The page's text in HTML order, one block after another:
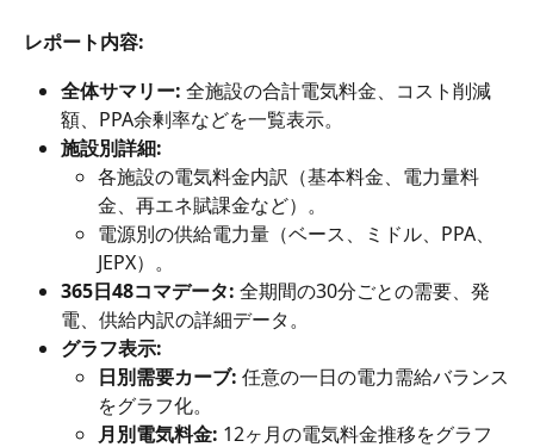
レポート内容:
全体サマリー: 全施設の合計電気料金、コスト削減
額、PPA余剰率などを一覧表示。
施設別詳細:
各施設の電気料金内訳（基本料金、電力量料
金、再エネ賦課金など）。
電源別の供給電力量（ベース、ミドル、PPA、
JEPX）。
365日48コマデータ: 全期間の30分ごとの需要、発
電、供給内訳の詳細データ。
グラフ表示:
日別需要カーブ: 任意の一日の電力需給バランス
をグラフ化。
月別電気料金: 12ヶ月の電気料金推移をグラフ